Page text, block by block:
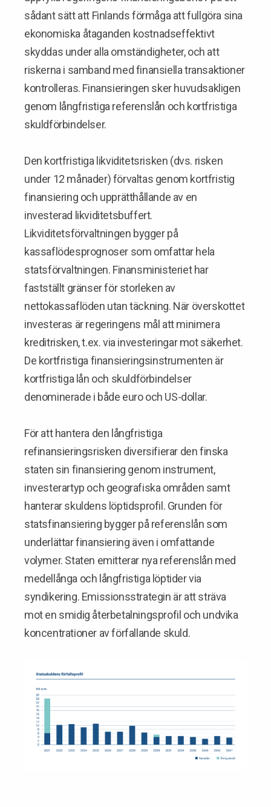
sådant sätt att Finlands förmåga att fullgöra sina
ekonomiska åtaganden kostnadseffektivt
skyddas under alla omständigheter, och att
riskerna i samband med finansiella transaktioner
kontrolleras. Finansieringen sker huvudsakligen
genom långfristiga referenslån och kortfristiga
skuldförbindelser.
Den kortfristiga likviditetsrisken (dvs. risken
under 12 månader) förvaltas genom kortfristig
finansiering och upprätthållande av en
investerad likviditetsbuffert.
Likviditetsförvaltningen bygger på
kassaflödesprognoser som omfattar hela
statsförvaltningen. Finansministeriet har
fastställt gränser för storleken av
nettokassaflöden utan täckning. När överskottet
investeras är regeringens mål att minimera
kreditrisken, t.ex. via investeringar mot säkerhet.
De kortfristiga finansieringsinstrumenten är
kortfristiga lån och skuldförbindelser
denominerade i både euro och US-dollar.
För att hantera den långfristiga
refinansieringsrisken diversifierar den finska
staten sin finansiering genom instrument,
investerartyp och geografiska områden samt
hanterar skuldens löptidsprofil. Grunden för
statsfinansiering bygger på referenslån som
underlättar finansiering även i omfattande
volymer. Staten emitterar nya referenslån med
medellånga och långfristiga löptider via
syndikering. Emissionsstrategin är att sträva
mot en smidig återbetalningsprofil och undvika
koncentrationer av förfallande skuld.